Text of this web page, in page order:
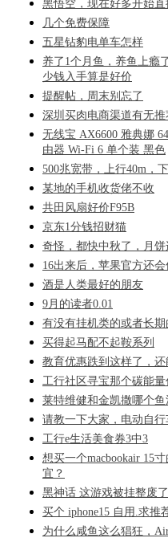
黑悟空，现在好多开始
几个免费保障
五星钻豹电单车怎样
养了1个月鱼，养鱼上瘾
少钱入手算是好价
提醒帖，周末别忘了
深圳买肉电商渠道有无推
无线宝 AX6600 雅典娜
由器 Wi-Fi 6 单个装 黑色
500兆宽带，上行40m，
某地的手机收货佬不收
共田风扇好价F95B
京东1分钱招财猫
奇怪，都快中秋了，月
16出来后，苹果官方还
酒是人类最好的朋友
9月的读者0.01
有没有挂机类的或者长
买得起马配不起鞍系列
教育优惠跌到这样了，还
工行社区寻宝那个碳能
莱特维健和金凯撒哪个鱼
请教一下大家，电动自
工行e生活美食券3中3
想买一个macbookair 15
宜？
黑神话 这游戏被挂整废了
买个 iphone15 自用.求推
为什么咸鱼这么猖狂，